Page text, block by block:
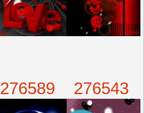
276589 276543